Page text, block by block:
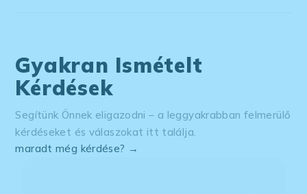
Gyakran Ismételt
Kérdések
Segítünk Önnek eligazodni – a leggyakrabban felmerülő
kérdéseket és válaszokat itt találja.
maradt még kérdése? →